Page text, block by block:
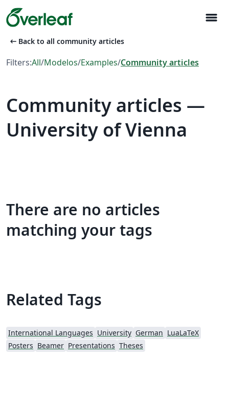
menu
arrow_left_alt Back to all community articles
Filters:All/Modelos/Examples/Community articles
Community articles —
University of Vienna
There are no articles
matching your tags
Related Tags
International Languages University German LuaLaTeX
Posters Beamer Presentations Theses